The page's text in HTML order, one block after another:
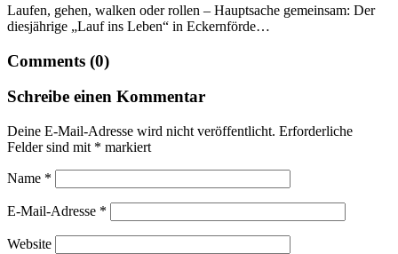
Laufen, gehen, walken oder rollen – Hauptsache gemeinsam: Der
diesjährige „Lauf ins Leben“ in Eckernförde…
Comments (0)
Schreibe einen Kommentar
Deine E-Mail-Adresse wird nicht veröffentlicht. Erforderliche
Felder sind mit * markiert
Name *
E-Mail-Adresse *
Website